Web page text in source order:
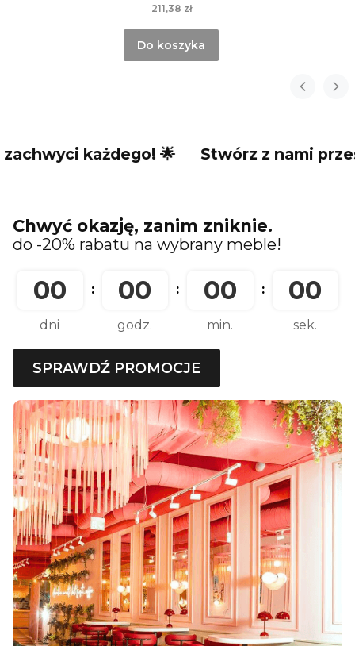
211,38 zł
Do koszyka
🌟 Stwórz z nami przestrzeń,
Chwyć okazję, zanim zniknie.
do -20% rabatu na wybrany meble!
00
dni
: 00
godz.
: 00
min.
: 00
sek.
SPRAWDŹ PROMOCJE